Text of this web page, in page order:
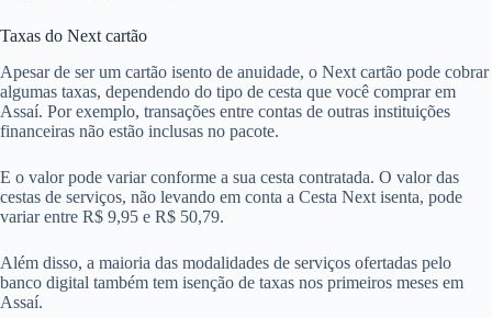
Taxas do Next cartão
Apesar de ser um cartão isento de anuidade, o Next cartão pode cobrar
algumas taxas, dependendo do tipo de cesta que você comprar em
Assaí. Por exemplo, transações entre contas de outras instituições
financeiras não estão inclusas no pacote.
E o valor pode variar conforme a sua cesta contratada. O valor das
cestas de serviços, não levando em conta a Cesta Next isenta, pode
variar entre R$ 9,95 e R$ 50,79.
Além disso, a maioria das modalidades de serviços ofertadas pelo
banco digital também tem isenção de taxas nos primeiros meses em
Assaí.